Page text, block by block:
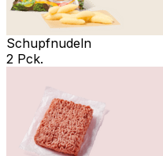
Schupfnudeln
2 Pck.